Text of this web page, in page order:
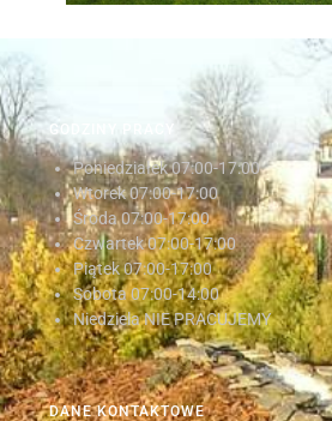
DANE KONTAKTOWE
GODZINY PRACY
Poniedziałek07:00-17:00
Wtorek07:00-17:00
Środa07:00-17:00
Czwartek07:00-17:00
Piątek07:00-17:00
Sobota07:00-14:00
Niedziela NIE PRACUJEMY